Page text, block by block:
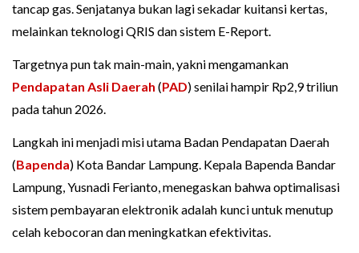
tancap gas. Senjatanya bukan lagi sekadar kuitansi kertas,
melainkan teknologi QRIS dan sistem E-Report.
Targetnya pun tak main-main, yakni mengamankan
Pendapatan Asli Daerah (PAD) senilai hampir Rp2,9 triliun
pada tahun 2026.
Langkah ini menjadi misi utama Badan Pendapatan Daerah
(Bapenda) Kota Bandar Lampung. Kepala Bapenda Bandar
Lampung, Yusnadi Ferianto, menegaskan bahwa optimalisasi
sistem pembayaran elektronik adalah kunci untuk menutup
celah kebocoran dan meningkatkan efektivitas.